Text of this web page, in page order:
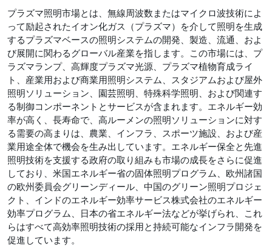
プラズマ照明市場とは、無線周波数またはマイクロ波技術によ
って励起されたイオン化ガス（プラズマ）を介して照明を生成
するプラズマベースの照明システムの開発、製造、流通、およ
び展開に関わるグローバル産業を指します。この市場には、プ
ラズマランプ、高輝度プラズマ光源、プラズマ植物育成ライ
ト、産業用および商業用照明システム、スタジアムおよび屋外
照明ソリューション、園芸照明、特殊科学照明、および関連す
る制御コンポーネントとサービスが含まれます。エネルギー効
率が高く、長寿命で、高ルーメンの照明ソリューションに対す
る需要の高まりは、農業、インフラ、スポーツ施設、および産
業用途全体で機会を生み出しています。エネルギー保全と先進
照明技術を支援する政府の取り組みも市場の成長をさらに促進
しており、米国エネルギー省の固体照明プログラム、欧州諸国
の欧州委員会グリーンディール、中国のグリーン照明プロジェ
クト、インドのエネルギー効率サービス株式会社のエネルギー
効率プログラム、日本の省エネルギー法などが挙げられ、これ
らはすべて高効率照明技術の採用と持続可能なインフラ開発を
促進しています。